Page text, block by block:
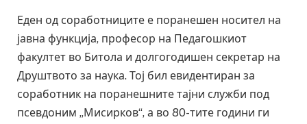
Еден од соработниците е поранешен носител на
јавна функција, професор на Педагошкиот
факултет во Битола и долгогодишен секретар на
Друштвото за наука. Тој бил евидентиран за
соработник на поранешните тајни служби под
псевдоним „Мисирков“, а во 80-тите години ги